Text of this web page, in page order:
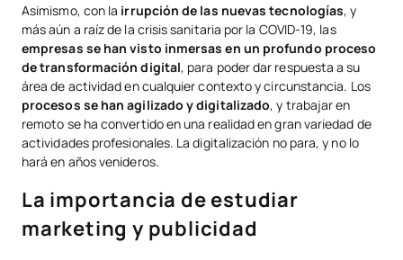
Asimismo, con la irrupción de las nuevas tecnologías, y
más aún a raíz de la crisis sanitaria por la COVID-19, las
empresas se han visto inmersas en un profundo proceso
de transformación digital, para poder dar respuesta a su
área de actividad en cualquier contexto y circunstancia. Los
procesos se han agilizado y digitalizado, y trabajar en
remoto se ha convertido en una realidad en gran variedad de
actividades profesionales. La digitalización no para, y no lo
hará en años venideros.
La importancia de estudiar
marketing y publicidad